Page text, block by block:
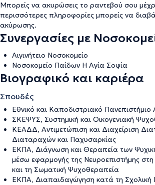
Μπορείς να ακυρώσεις το ραντεβού σου
περισσότερες πληροφορίες μπορείς να
ακύρωσης.
Συνεργασίες με
Αιγινήτειο Νοσοκομείο
Νοσοκομείο Παίδων Η Αγία Σοφία
Βιογραφικό και καριέρα
Σπουδές
Εθνικό και Καποδιστριακό
ΣΚΕΨΥΣ, Συστημική και Οικογενιακή
ΚΕΑΔΔ, Αντιμετώπιση και Διαχείριση
Διαταραχών και Παχυσαρκίας
ΕΚΠΑ, Διάγνωση και Θεραπεία των
μέσω εφαρμογής της Νευροεπιστήμης
και τη Σωματική Ψυχοθεραπεία
ΕΚΠΑ, Διαπαιδαγώγηση κατά τη Σχολική